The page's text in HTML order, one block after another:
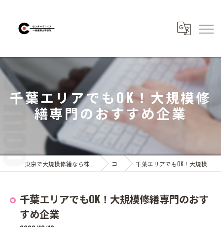
千葉エリアでもOK！大規模修
繕専門のおすすめ企業
コラム 千葉エリアでもOK！大規模修繕専門のおすすめ企業
千葉エリアでもOK！大規模修繕専門のおす
すめ企業